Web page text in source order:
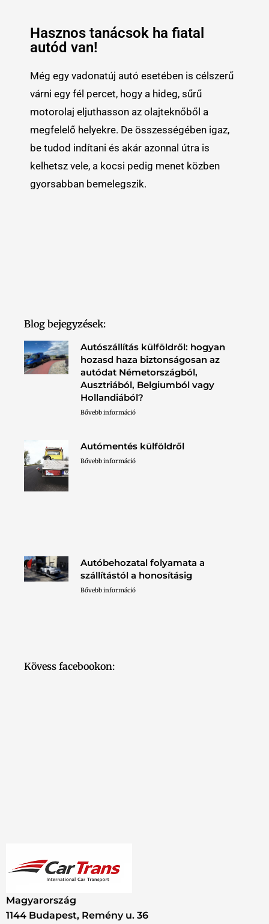
Hasznos tanácsok ha fiatal
autód van!
Még egy vadonatúj autó esetében is célszerű
várni egy fél percet, hogy a hideg, sűrű
motorolaj eljuthasson az olajteknőből a
megfelelő helyekre. De összességében igaz,
be tudod indítani és akár azonnal útra is
kelhetsz vele, a kocsi pedig menet közben
gyorsabban bemelegszik.
Blog bejegyzések:
Autószállítás külföldről: hogyan
hozasd haza biztonságosan az
autódat Németországból,
Ausztriából, Belgiumból vagy
Hollandiából?
Bővebb információ
Autómentés külföldről
Bővebb információ
Autóbehozatal folyamata a
szállítástól a honosításig
Bővebb információ
Kövess facebookon:
Magyarország
1144 Budapest, Remény u. 36